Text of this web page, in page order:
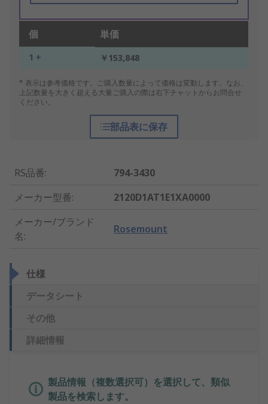
個 単価
1 + ￥153,848
* 表示は参考価格です。ご購入数量によって価格は変動します。なお、
上記数量を大きく超える大量ご購入の際は右下チャットからお問合せ
ください。
部品表に保存
RS品番:
794-3430
メーカー型番:
2120D1AT1E1XA0000
メーカー/ブランド
名:
Rosemount
仕様
データシート
その他
詳細情報
製品情報（複数選択可）を選択して、類似
製品を検索します。